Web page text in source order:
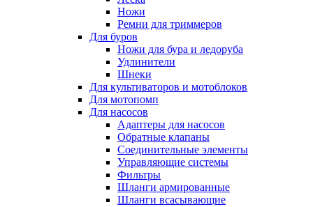
Ножи
Ремни для триммеров
Для буров
Ножи для бура и ледоруба
Удлинители
Шнеки
Для культиваторов и мотоблоков
Для мотопомп
Для насосов
Адаптеры для насосов
Обратные клапаны
Соединительные элементы
Управляющие системы
Фильтры
Шланги армированные
Шланги всасывающие